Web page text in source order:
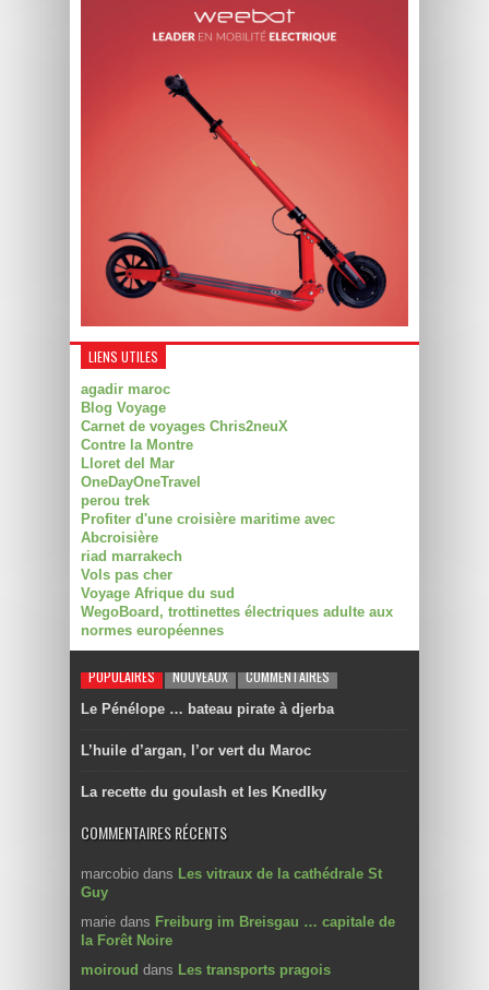
LIENS UTILES
agadir maroc
Blog Voyage
Carnet de voyages Chris2neuX
Contre la Montre
Lloret del Mar
OneDayOneTravel
perou trek
Profiter d'une croisière maritime avec
Abcroisière
riad marrakech
Vols pas cher
Voyage Afrique du sud
WegoBoard, trottinettes électriques adulte aux
normes européennes
POPULAIRES NOUVEAUX COMMENTAIRES
Le Pénélope … bateau pirate à djerba
L’huile d’argan, l’or vert du Maroc
La recette du goulash et les Knedlky
COMMENTAIRES RÉCENTS
marcobio dans Les vitraux de la cathédrale St
Guy
marie dans Freiburg im Breisgau … capitale de
la Forêt Noire
moiroud dans Les transports pragois